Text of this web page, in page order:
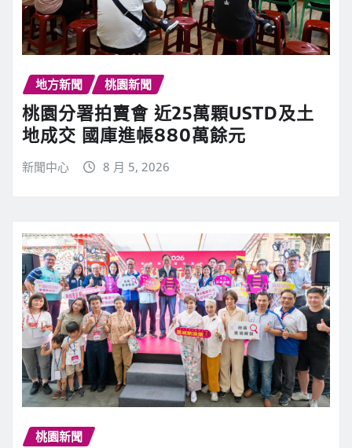
地方新聞 桃園新聞
桃園分署拍賣會 近25萬顆USTD及土
地成交 國庫進帳880萬餘元
新聞中心 8 月 5, 2026
桃園新聞